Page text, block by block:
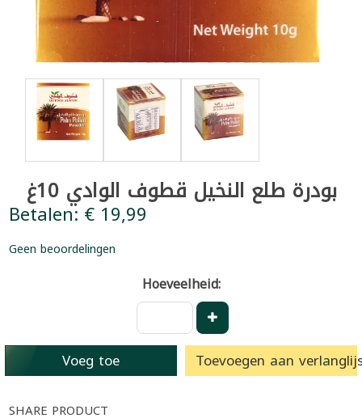
بودرة طلع النخيل قطوف الوادي 10غ
Betalen: € 19,99
Geen beoordelingen
Hoeveelheid:
Voeg toe Toevoegen aan
SHARE PRODUCT